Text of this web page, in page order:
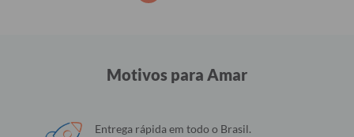
Motivos para Amar
Entrega rápida em todo o Brasil.